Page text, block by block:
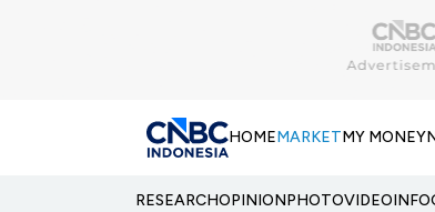
HOMEMARKETMY MONEY
RESEARCHOPINIONPHOTOVIDEO